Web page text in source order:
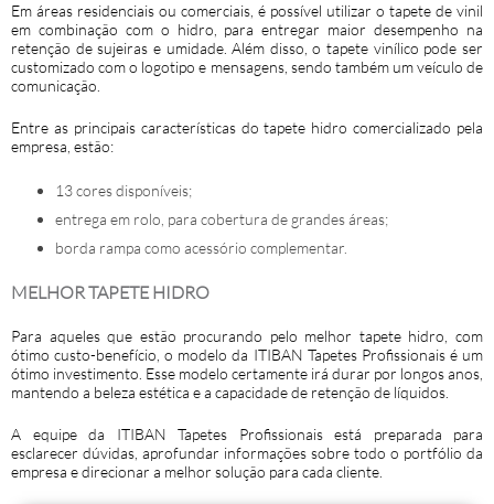
Em áreas residenciais ou comerciais, é possível utilizar o tapete de vinil
em combinação com o hidro, para entregar maior desempenho na
retenção de sujeiras e umidade. Além disso, o tapete vinílico pode ser
customizado com o logotipo e mensagens, sendo também um veículo de
comunicação.
Entre as principais características dotapete hidro comercializado pela
empresa, estão:
13 cores disponíveis;
entrega em rolo, para cobertura de grandes áreas;
borda rampa como acessório complementar.
MELHOR TAPETE HIDRO
Para aqueles que estão procurando pelo melhor tapete hidro , com
ótimo custo-benefício, o modelo da ITIBAN Tapetes Profissionais é um
ótimo investimento. Esse modelo certamente irá durar por longos anos,
mantendo a beleza estética e a capacidade de retenção de líquidos.
A equipe da ITIBAN Tapetes Profissionais está preparada para
esclarecer dúvidas, aprofundar informações sobre todo o portfólio da
empresa e direcionar a melhor solução para cada cliente.